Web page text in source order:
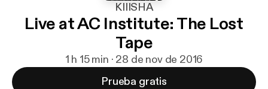
KIIISHA
Live at AC Institute: The Lost
Tape
1 h 15 min · 28 de nov de 2016
Prueba gratis